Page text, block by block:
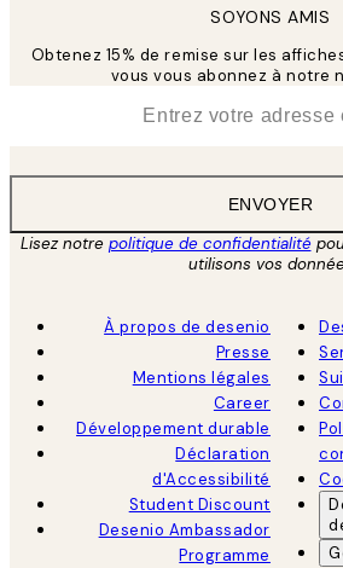
SOYONS AMIS
Obtenez 15% de remise sur les
vous vous abonnez à notre
ENVOYER
Lisez notre politique de confidentialité
utilisons vos
À propos de desenio
Presse
Mentions légales
Career
Développement durable
Déclaration
d'Accessibilité
Student Discount
Desenio Ambassador
Programme